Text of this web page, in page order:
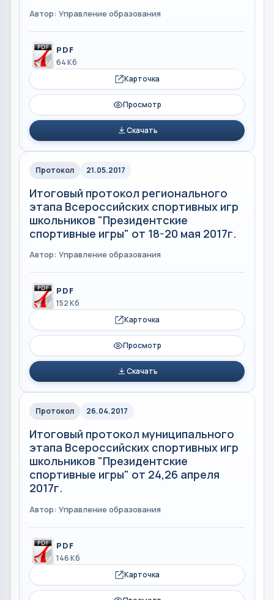
Автор: Управление образования
PDF
64 Кб
Карточка
Просмотр
Скачать
Протокол 21.05.2017
Итоговый протокол регионального
этапа Всероссийских спортивных игр
школьников "Президентские
спортивные игры" от 18-20 мая 2017г.
Автор: Управление образования
PDF
152 Кб
Карточка
Просмотр
Скачать
Протокол 26.04.2017
Итоговый протокол муниципального
этапа Всероссийских спортивных игр
школьников "Президентские
спортивные игры" от 24,26 апреля
2017г.
Автор: Управление образования
PDF
146 Кб
Карточка